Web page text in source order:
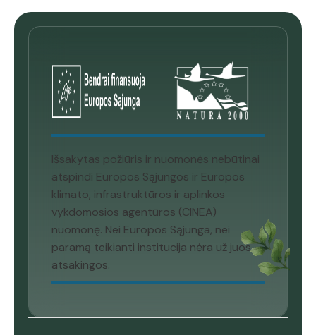
Išsakytas požiūris ir nuomonės nebūtinai
atspindi Europos Sąjungos ir Europos
klimato, infrastruktūros ir aplinkos
vykdomosios agentūros (CINEA)
nuomonę. Nei Europos Sąjunga, nei
paramą teikianti institucija nėra už juos
atsakingos.